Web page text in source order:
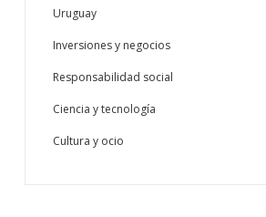
Uruguay
Inversiones y negocios
Responsabilidad social
Ciencia y tecnología
Cultura y ocio